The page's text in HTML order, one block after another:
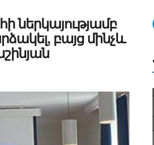
բայց մինչև